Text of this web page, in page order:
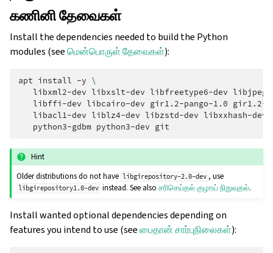
கணினி தேவைகள்
Install the dependencies needed to build the Python
modules (seeமென்பொருள் தேவைகள்):
apt install -y \
libxml2-dev libxslt-dev libfreetype6-dev libjpeg-
libffi-dev libcairo-dev gir1.2-pango-1.0 gir1.2-
libacl1-dev liblz4-dev libzstd-dev libxxhash-dev
python3-gdbm python3-dev
Hint
Older distributions do not have
libgirepository-2.0-dev , use
libgirepository1.0-dev instead. See alsoசரிசெய்தல் குழாய் நிறுவுதல்.
Install wanted optional dependencies depending on
features you intend to use (seeபைதான் சார்புநிலைகள்):